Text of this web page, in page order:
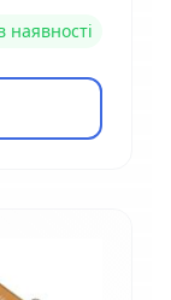
наявності